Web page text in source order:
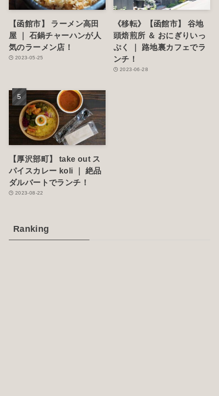
【函館市】 ラーメン高田
屋 ｜ 石鍋チャーハンが人
気のラーメン店！
2023-05-25
《移転》【函館市】 谷地
頭焙煎所 ＆ おにぎりいっ
ぷく ｜ 路地裏カフェでラ
ンチ！
2023-06-28
【厚沢部町】 take out ス
パイスカレー koli ｜ 絶品
ダルバートでランチ！
2023-08-22
Ranking